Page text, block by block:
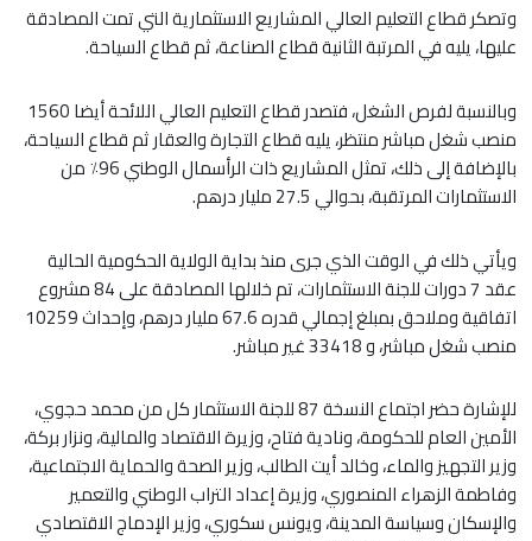
وتصكر قطاع التعليم العالي المشاريع الاستثمارية التي تمت المصادقة
عليها، يليه في المرتبة الثانية قطاع الصناعة، ثم قطاع السياحة.
وبالنسبة لفرص الشغل، فتصدر قطاع التعليم العالي اللائحة أيضا 1560
منصب شغل مباشر منتظر، يليه قطاع التجارة والعقار ثم قطاع السياحة،
بالإضافة إلى ذلك، تمثل المشاريع ذات الرأسمال الوطني 96٪ من
الاستثمارات المرتقبة، بحوالي 27.5 مليار درهم.
ويأتي ذلك في الوقت الذي جرى منذ بداية الولاية الحكومية الحالية
عقد 7 دورات للجنة الاستثمارات، تم خلالها المصادقة على 84 مشروع
اتفاقية وملاحق بمبلغ إجمالي قدره 67.6 مليار درهم، وإحداث 10259
منصب شغل مباشر، و 33418 غير مباشر.
للإشارة حضر اجتماع النسخة 87 للجنة الاستثمار كل من محمد حجوي،
الأمين العام للحكومة، ونادية فتاح، وزيرة الاقتصاد والمالية، ونزار بركة،
وزير التجهيز والماء، وخالد أيت الطالب، وزير الصحة والحماية الاجتماعية،
وفاطمة الزهراء المنصوري، وزيرة إعداد التراب الوطني والتعمير
والإسكان وسياسة المدينة، ويونس سكوري، وزير الإدماج الاقتصادي